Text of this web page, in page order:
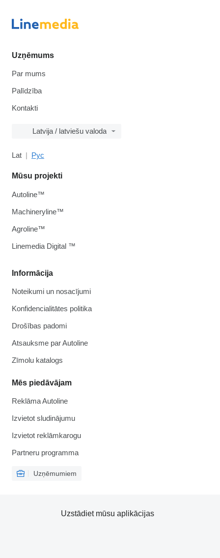
Uzņēmums
Par mums
Palīdzība
Kontakti
Latvija / latviešu valoda
Lat Рус
Informācija
Noteikumi un nosacījumi
Konfidencialitātes politika
Drošības padomi
Atsauksme par Autoline
Zīmolu katalogs
Mēs piedāvājam
Reklāma Autoline
Izvietot sludinājumu
Izvietot reklāmkarogu
Partneru programma
Uzņēmumiem
Mūsu projekti
Autoline™
Machineryline™
Agroline™
Linemedia Digital ™
Uzstādiet mūsu aplikācijas